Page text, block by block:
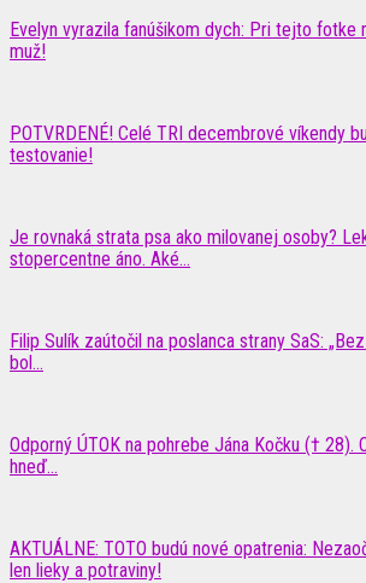
Evelyn vyrazila fanúšikom dych: Pri tejto fotke
muž!
POTVRDENÉ! Celé TRI decembrové víkendy
testovanie!
Je rovnaká strata psa ako milovanej osoby?
stopercentne áno. Aké...
Filip Sulík zaútočil na poslanca strany SaS:
bol...
Odporný ÚTOK na pohrebe Jána Kočku († 28).
hneď...
AKTUÁLNE: TOTO budú nové opatrenia:
len lieky a potraviny!